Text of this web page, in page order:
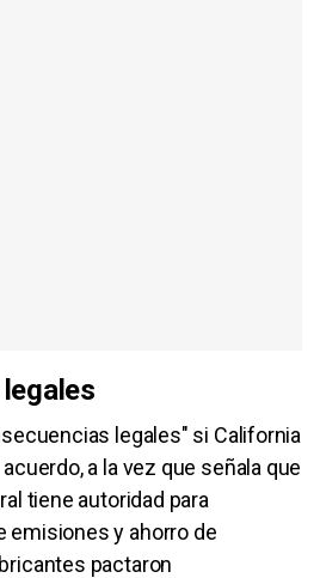
legales" si California
a la vez que señala que
tiene autoridad para
emisiones y ahorro de
pactaron